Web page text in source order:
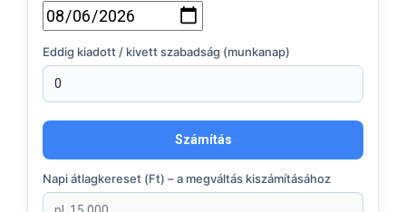
Eddig kiadott / kivett szabadság (munkanap)
Számítás
Napi átlagkereset (Ft) – a megváltás kiszámításához